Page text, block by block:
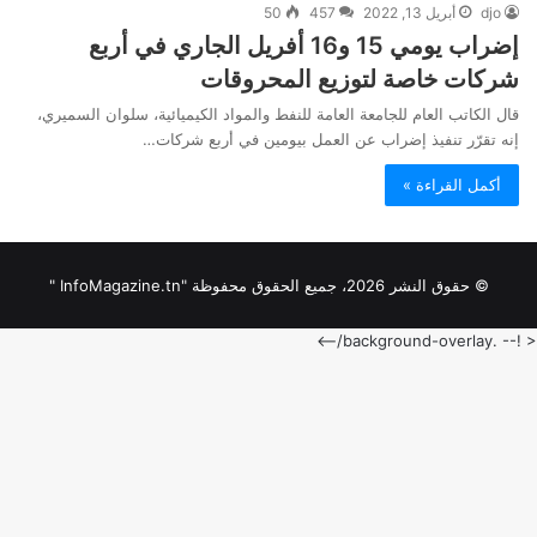
djo أبريل 13, 2022 457
50
إضراب يومي 15 و16 أفريل الجاري في أربع
شركات خاصة لتوزيع المحروقات
قال الكاتب العام للجامعة العامة للنفط والمواد الكيميائية، سلوان السميري،
إنه تقرّر تنفيذ إضراب عن العمل بيومين في أربع شركات…
أكمل القراءة »
© حقوق النشر 2026، جميع الحقوق محفوظة "InfoMagazine.tn "
< !-- .background-overlay/-->